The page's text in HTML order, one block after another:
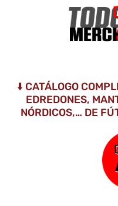
⬇️ CATÁLOGO
EDREDONES,
NÓRDICOS,… DE